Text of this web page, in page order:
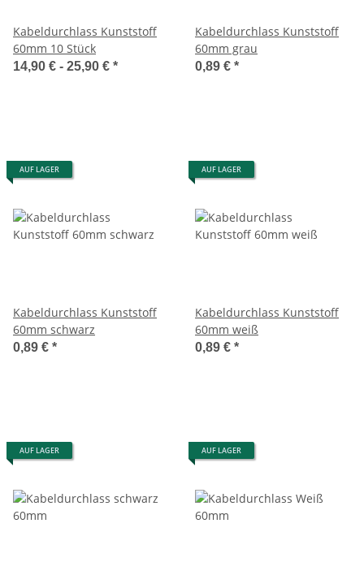
Kabeldurchlass Kunststoff
60mm 10 Stück
14,90 € - 25,90 € *
Kabeldurchlass Kunststoff
60mm grau
0,89 € *
AUF LAGER
Kabeldurchlass Kunststoff
60mm schwarz
0,89 € *
AUF LAGER
Kabeldurchlass Kunststoff
60mm weiß
0,89 € *
AUF LAGER AUF LAGER